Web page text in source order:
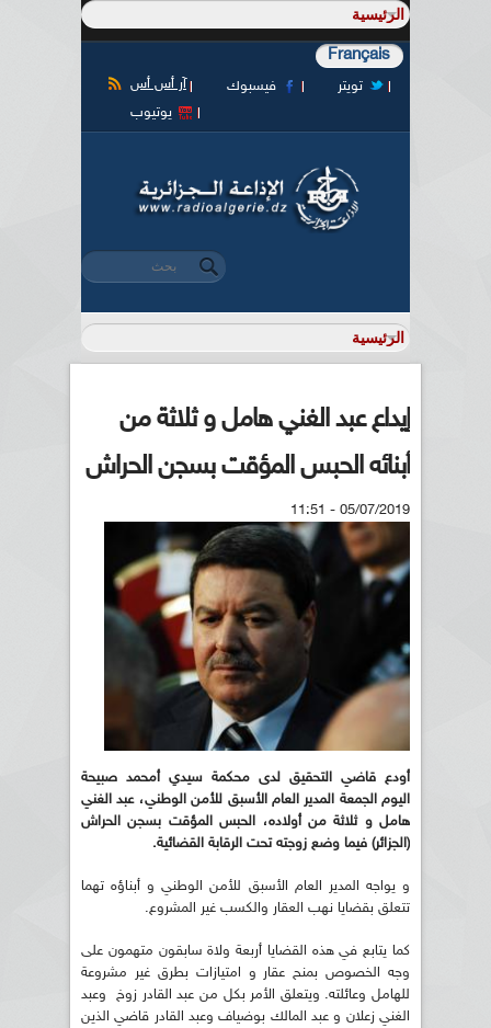
Français
آر أس أس فيسبوك
تويتر
يوتيوب
استمارة البحث
‏بحث ‏
إيداع عبد الغني هامل و ثلاثة من
أبنائه الحبس المؤقت بسجن الحراش
05/07/2019 - 11:51
أودع قاضي التحقيق لدى محكمة سيدي أمحمد صبيحة
اليوم الجمعة المدير العام الأسبق للأمن الوطني، عبد الغني
هامل و ثلاثة من أولاده، الحبس المؤقت بسجن الحراش
(الجزائر) فيما وضع زوجته تحت الرقابة القضائية.
و يواجه المدير العام الأسبق للأمن الوطني و أبناؤه تهما
تتعلق بقضايا نهب العقار والكسب غير المشروع.
كما يتابع في هذه القضايا أربعة ولاة سابقون متهمون على
وجه الخصوص بمنح عقار و امتيازات بطرق غير مشروعة
للهامل وعائلته. ويتعلق الأمر بكل من عبد القادر زوخ وعبد
الغني زعلان و عبد المالك بوضياف وعبد القادر قاضي الذين